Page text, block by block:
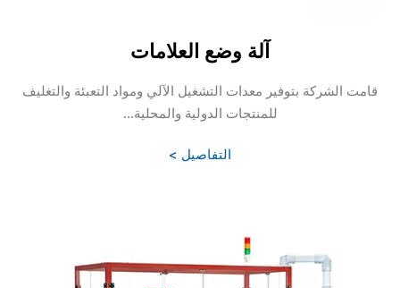
آلة وضع العلامات
قامت الشركة بتوفير معدات التشغيل الآلي ومواد التعبئة والتغليف
للمنتجات الدولية والمحلية...
التفاصيل >